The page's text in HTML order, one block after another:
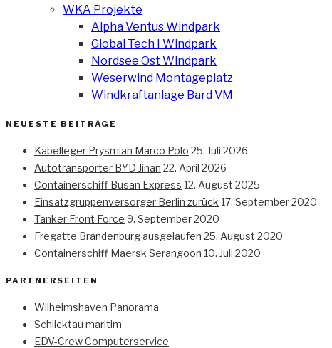
WKA Projekte
Alpha Ventus Windpark
Global Tech I Windpark
Nordsee Ost Windpark
Weserwind Montageplatz
Windkraftanlage Bard VM
NEUESTE BEITRÄGE
Kabelleger Prysmian Marco Polo 25. Juli 2026
Autotransporter BYD Jinan 22. April 2026
Containerschiff Busan Express 12. August 2025
Einsatzgruppenversorger Berlin zurück 17. September 2020
Tanker Front Force 9. September 2020
Fregatte Brandenburg ausgelaufen 25. August 2020
Containerschiff Maersk Serangoon 10. Juli 2020
PARTNERSEITEN
Wilhelmshaven Panorama
Schlicktau maritim
EDV-Crew Computerservice